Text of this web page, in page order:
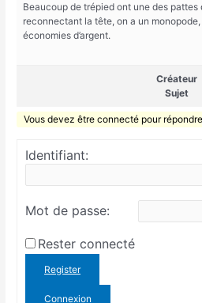
Beaucoup de trépied ont une des
reconnectant la tête, on a un
économies d’argent.
Créateur
Sujet
Vous devez être connecté pour
Identifiant:
Mot de passe:
Rester connecté
Register
Connexion